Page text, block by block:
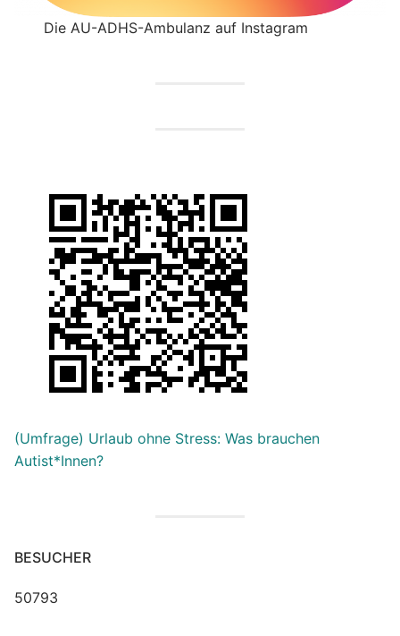
Die AU-ADHS-Ambulanz auf Instagram
(Umfrage) Urlaub ohne Stress: Was brauchen
Autist*Innen?
BESUCHER
50793